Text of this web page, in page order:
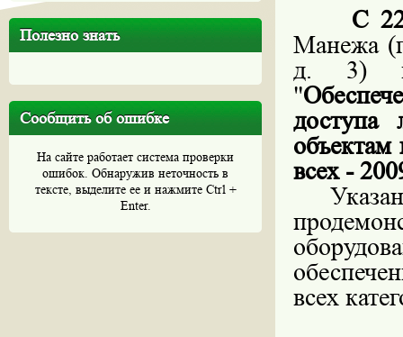
Полезно знать
Сообщить об ошибке
На сайте работает система проверки
ошибок. Обнаружив неточность в
тексте, выделите ее и нажмите Ctrl +
Enter.
С 22
Манежа
д. 3)
"
доступа
всех -
всех